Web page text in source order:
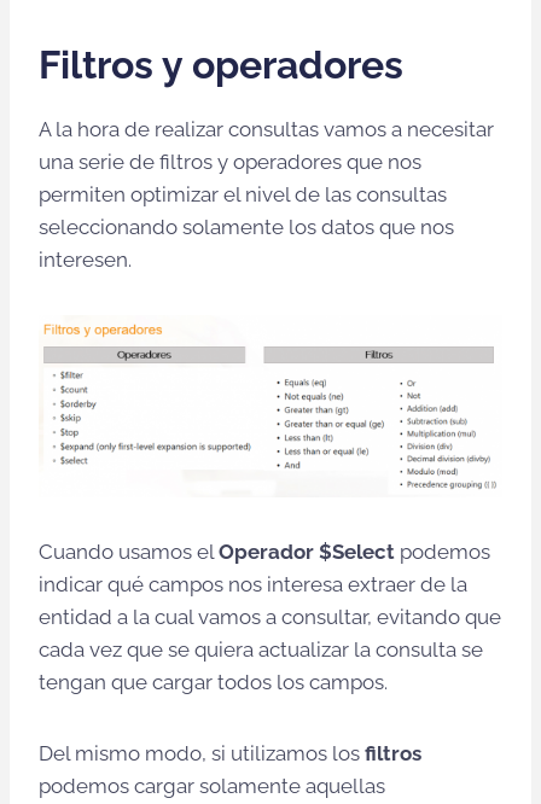
Filtros y operadores
A la hora de realizar consultas vamos a necesitar
una serie de filtros y operadores que nos
permiten optimizar el nivel de las consultas
seleccionando solamente los datos que nos
interesen.
Cuando usamos elOperador $Select podemos
indicar qué campos nos interesa extraer de la
entidad a la cual vamos a consultar, evitando que
cada vez que se quiera actualizar la consulta se
tengan que cargar todos los campos.
Del mismo modo, si utilizamos los filtros
podemos cargar solamente aquellas